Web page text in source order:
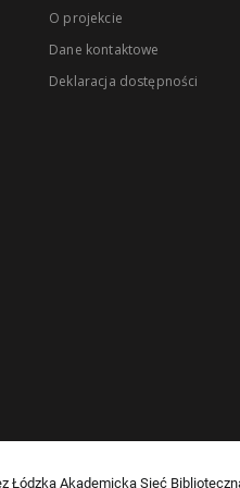
O projekcie
Dane kontaktowe
Deklaracja dostępności
Łódzką Akademicką Sieć